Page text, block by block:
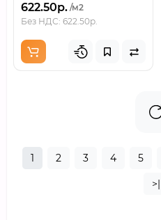
622.50р. /м2
Без НДС: 622.50р.
1 2 3 4 5
>|